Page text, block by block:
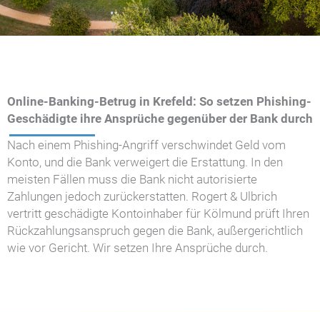
Online-Banking-Betrug in Krefeld: So setzen Phishing-
Geschädigte ihre Ansprüche gegenüber der Bank durch
Nach einem Phishing-Angriff verschwindet Geld vom
Konto, und die Bank verweigert die Erstattung. In den
meisten Fällen muss die Bank nicht autorisierte
Zahlungen jedoch zurückerstatten. Rogert & Ulbrich
vertritt geschädigte Kontoinhaber für Kölmund prüft Ihren
Rückzahlungsanspruch gegen die Bank, außergerichtlich
wie vor Gericht. Wir setzen Ihre Ansprüche durch.